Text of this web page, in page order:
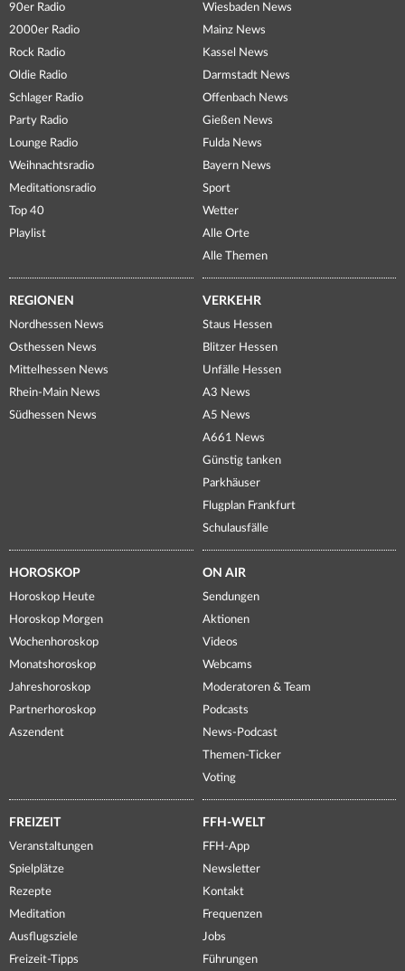
90er Radio
2000er Radio
Rock Radio
Oldie Radio
Schlager Radio
Party Radio
Lounge Radio
Weihnachtsradio
Meditationsradio
Top 40
Playlist
Wiesbaden News
Mainz News
Kassel News
Darmstadt News
Offenbach News
Gießen News
Fulda News
Bayern News
Sport
Wetter
Alle Orte
Alle Themen
REGIONEN
Nordhessen News
Osthessen News
Mittelhessen News
Rhein-Main News
Südhessen News
VERKEHR
Staus Hessen
Blitzer Hessen
Unfälle Hessen
A3 News
A5 News
A661 News
Günstig tanken
Parkhäuser
Flugplan Frankfurt
Schulausfälle
HOROSKOP
Horoskop Heute
Horoskop Morgen
Wochenhoroskop
Monatshoroskop
Jahreshoroskop
Partnerhoroskop
Aszendent
ON AIR
Sendungen
Aktionen
Videos
Webcams
Moderatoren & Team
Podcasts
News-Podcast
Themen-Ticker
Voting
FREIZEIT
Veranstaltungen
Spielplätze
Rezepte
Meditation
Ausflugsziele
Freizeit-Tipps
FFH-WELT
FFH-App
Newsletter
Kontakt
Frequenzen
Jobs
Führungen